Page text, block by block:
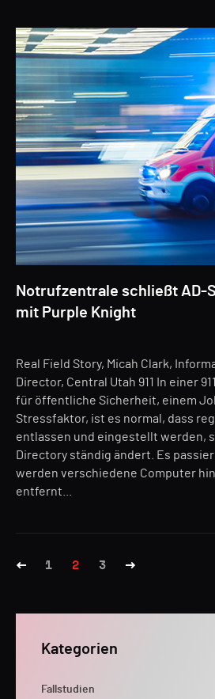
Kategorien
Fallstudien
Notrufzentrale schließt AD-
mit Purple Knight
Real Field Story, Micah Clark,
Director, Central Utah 911 In einer
für öffentliche Sicherheit, einem
Stressfaktor, ist es normal, dass
entlassen und eingestellt werden,
Directory ständig ändert. Es
werden verschiedene Computer
entfernt...
1 2 3